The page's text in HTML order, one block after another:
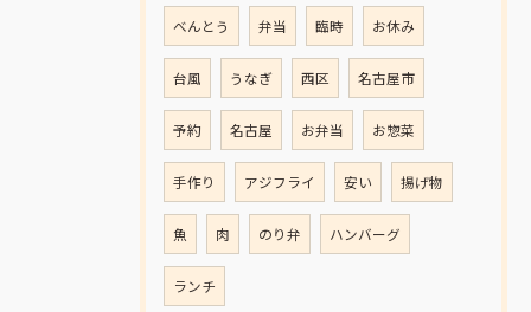
べんとう 弁当 臨時 お休み
台風 うなぎ 西区 名古屋市
予約 名古屋 お弁当 お惣菜
手作り アジフライ 安い 揚げ物
魚 肉 のり弁 ハンバーグ
ランチ